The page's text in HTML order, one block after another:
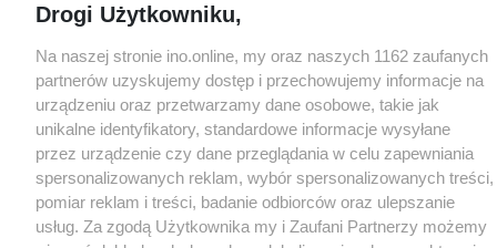
Drogi Użytkowniku,
Na naszej stronie ino.online, my oraz naszych 1162 zaufanych
partnerów uzyskujemy dostęp i przechowujemy informacje na
urządzeniu oraz przetwarzamy dane osobowe, takie jak
unikalne identyfikatory, standardowe informacje wysyłane
przez urządzenie czy dane przeglądania w celu zapewniania
spersonalizowanych reklam, wybór spersonalizowanych treści,
pomiar reklam i treści, badanie odbiorców oraz ulepszanie
usług. Za zgodą Użytkownika my i Zaufani Partnerzy możemy